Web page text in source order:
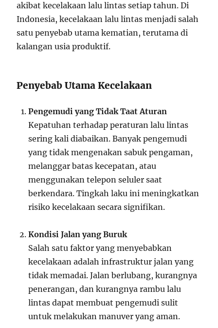
akibat kecelakaan lalu lintas setiap tahun. Di
Indonesia, kecelakaan lalu lintas menjadi salah
satu penyebab utama kematian, terutama di
kalangan usia produktif.
Penyebab Utama Kecelakaan
Pengemudi yang Tidak Taat Aturan
Kepatuhan terhadap peraturan lalu lintas
sering kali diabaikan. Banyak pengemudi
yang tidak mengenakan sabuk pengaman,
melanggar batas kecepatan, atau
menggunakan telepon seluler saat
berkendara. Tingkah laku ini meningkatkan
risiko kecelakaan secara signifikan.
Kondisi Jalan yang Buruk
Salah satu faktor yang menyebabkan
kecelakaan adalah infrastruktur jalan yang
tidak memadai. Jalan berlubang, kurangnya
penerangan, dan kurangnya rambu lalu
lintas dapat membuat pengemudi sulit
untuk melakukan manuver yang aman.